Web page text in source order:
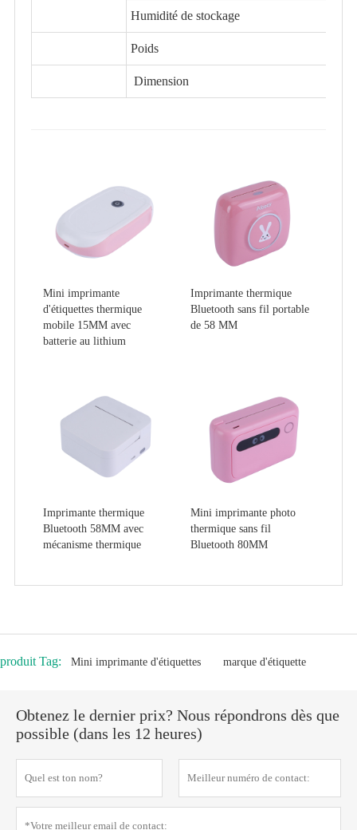
Humidité de stockage
Poids
Dimension
Mini imprimante
d'étiquettes thermique
mobile 15MM avec
batterie au lithium
Imprimante thermique
Bluetooth sans fil portable
de 58 MM
Imprimante thermique
Bluetooth 58MM avec
mécanisme thermique
Mini imprimante photo
thermique sans fil
Bluetooth 80MM
produit Tag: Mini imprimante d'étiquettes marque d'étiquette
Obtenez le dernier prix? Nous répondrons dès que
possible (dans les 12 heures)